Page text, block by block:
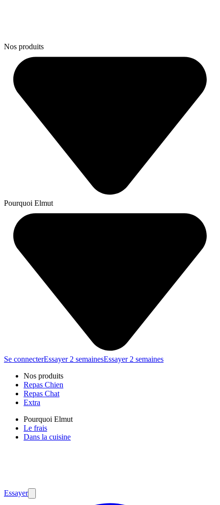
Nos produits
Pourquoi Elmut
Se connecterEssayer 2 semainesEssayer 2 semaines
Nos produits
Repas Chien
Repas Chat
Extra
Pourquoi Elmut
Le frais
Dans la cuisine
Essayer